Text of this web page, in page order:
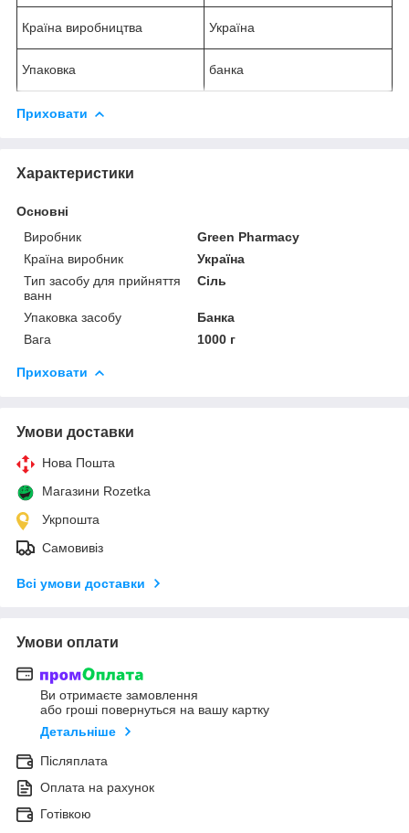
Країна виробництва Україна
Упаковка банка
Приховати
Характеристики
Основні
Виробник
Green Pharmacy
Країна виробник
Україна
Тип засобу для прийняття
ванн
Сіль
Упаковка засобу
Банка
Вага
1000 г
Приховати
Умови доставки
Нова Пошта
Магазини Rozetka
Укрпошта
Самовивіз
Всі умови доставки
Умови оплати
Ви отримаєте замовлення
або гроші повернуться на вашу картку
Детальніше
Післяплата
Оплата на рахунок
Готівкою